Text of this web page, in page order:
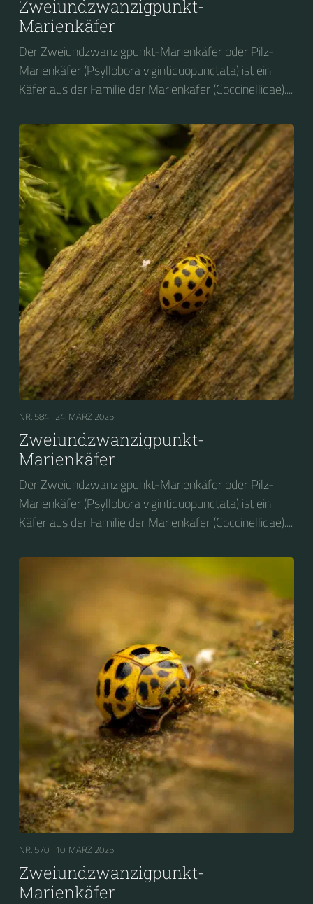
Zweiundzwanzigpunkt-
Marienkäfer
Der Zweiundzwanzigpunkt-Marienkäfer oder Pilz-
Marienkäfer (Psyllobora vigintiduopunctata) ist ein
Käfer aus der Familie der Marienkäfer (Coccinellidae)....
NR. 584 | 24. MÄRZ 2025
Zweiundzwanzigpunkt-
Marienkäfer
Der Zweiundzwanzigpunkt-Marienkäfer oder Pilz-
Marienkäfer (Psyllobora vigintiduopunctata) ist ein
Käfer aus der Familie der Marienkäfer (Coccinellidae)....
NR. 570 | 10. MÄRZ 2025
Zweiundzwanzigpunkt-
Marienkäfer